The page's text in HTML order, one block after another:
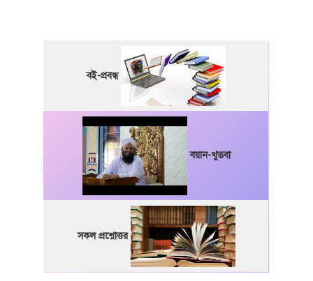
বই-প্রবন্ধ
বয়ান-খুতবা
সকল প্রশ্নোত্তর